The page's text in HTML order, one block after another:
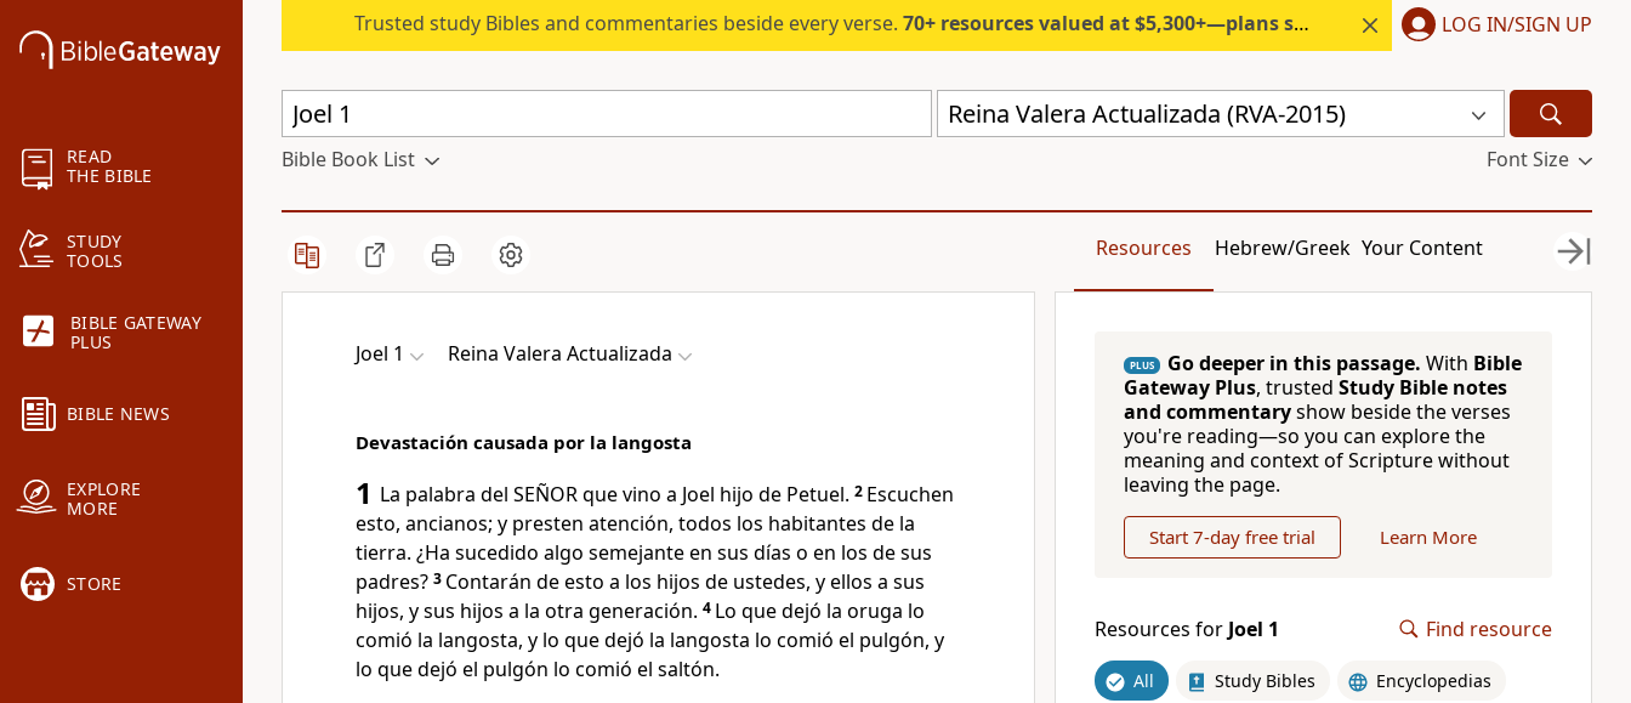
READ
THE BIBLE
STUDY
TOOLS
BIBLE GATEWAY
PLUS
BIBLE NEWS
EXPLORE
MORE
STORE
Trusted study Bibles and commentaries beside every verse. 70+ resources valued at $5,300+—plans start under $6/month. LOG IN/SIGN UP
Reina Valera Actualizada (RVA-2015)
Bible Book List Font Size
Resources Hebrew/Greek Your Content
Joel 1 Reina Valera Actualizada
Devastación causada por la langosta
1 La palabra del SEÑOR que vino a Joel hijo de Petuel. 2 Escuchen
esto, ancianos; y presten atención, todos los habitantes de la
tierra. ¿Ha sucedido algo semejante en sus días o en los de sus
padres? 3 Contarán de esto a los hijos de ustedes, y ellos a sus
hijos, y sus hijos a la otra generación. 4 Lo que dejó la oruga lo
comió la langosta, y lo que dejó la langosta lo comió el pulgón, y
lo que dejó el pulgón lo comió el saltón.
PLUS Go deeper in this passage. With Bible
Gateway Plus, trusted Study Bible notes
and commentaryshow beside the verses
you're reading—so you can explore the
meaning and context of Scripture without
leaving the page.
Start 7-day free trial Learn More
Resources for Joel 1 Find resource
All Study Bibles Encyclopedias